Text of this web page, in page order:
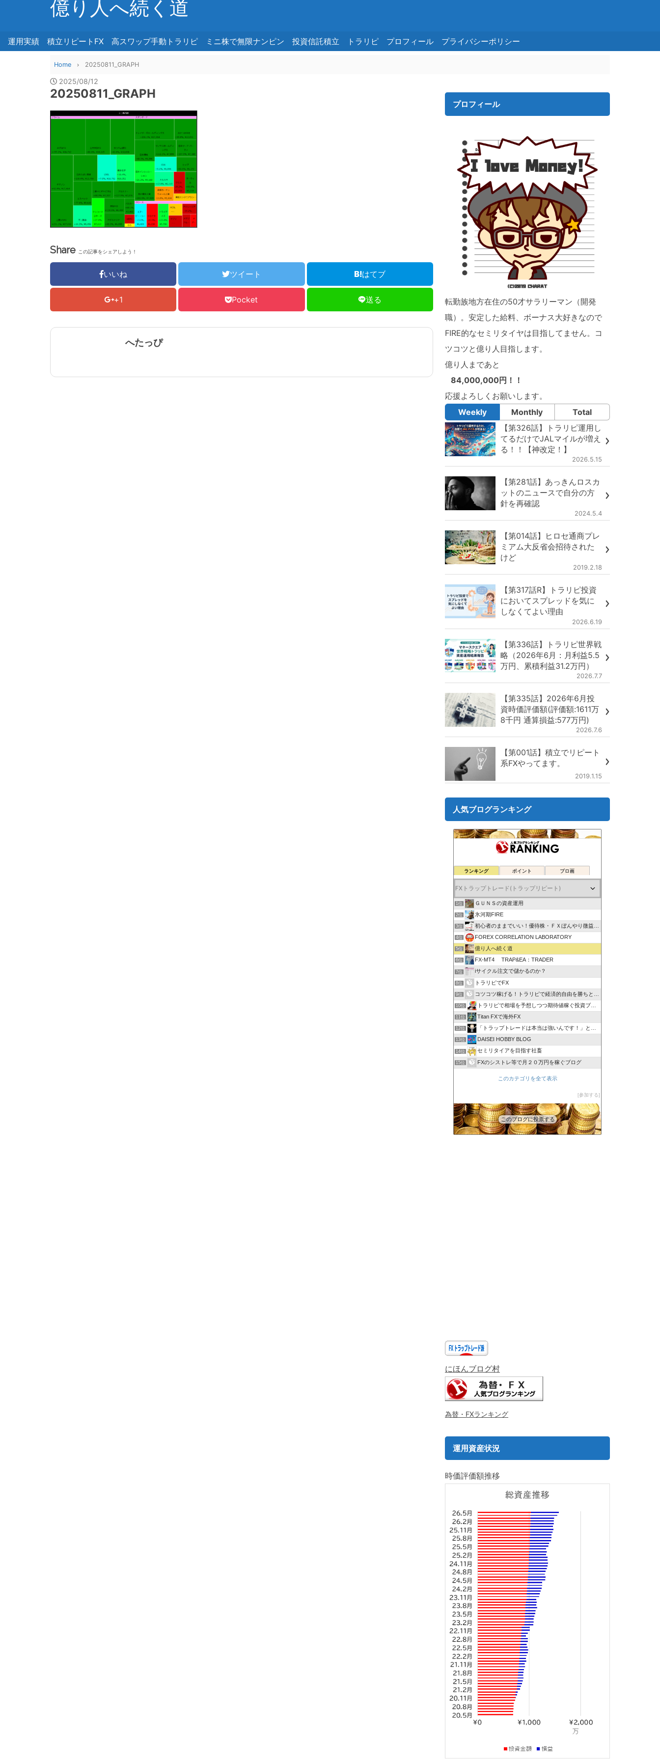
億り人へ続く道
運用実績 積立リピートFX 高スワップ手動トラリピ ミニ株で無限ナンピン 投資信託積立 トラリピ プロフィール プライバシーポリシー
Home 20250811_GRAPH
2025/08/12
20250811_GRAPH
Share この記事をシェアしよう！
いいね ツイート はてブ
+1 Pocket 送る
へたっぴ
プロフィール
転勤族地方在住の50才サラリーマン（開発
職）。安定した給料、ボーナス大好きなので
FIRE的なセミリタイヤは目指してません。コ
ツコツと億り人目指します。
億り人まであと
84,000,000円！！
応援よろしくお願いします。
Weekly
Monthly
Total
【第326話】トラリピ運用し
てるだけでJALマイルが増え
る！！【神改定！】
2026.5.15
【第281話】あっきんロスカ
ットのニュースで自分の方
針を再確認
2024.5.4
【第014話】ヒロセ通商プレ
ミアム大反省会招待された
けど
2019.2.18
【第317話R】トラリピ投資
においてスプレッドを気に
しなくてよい理由
2026.6.19
【第336話】トラリピ世界戦
略（2026年6月：月利益5.5
万円、累積利益31.2万円）
2026.7.7
【第335話】2026年6月投
資時価評価額(評価額:1611万
8千円 通算損益:577万円)
2026.7.6
【第001話】積立でリピート
系FXやってます。
2019.1.15
人気ブログランキング
ランキング ポイント ブロ画
1位 ＧＵＮＳの資産運用
2位 氷河期FIRE
3位 初心者のままでいい！優待株・ＦＸぼんやり微益ブログ
4位 FOREX CORRELATION LABORATORY
5位 億り人へ続く道
6位 FX-MT4 TRAP&EA：TRADER
7位 iサイクル注文で儲かるのか？
8位 トラリピでFX
9位 コツコツ稼げる！トラリピで経済的自由を勝ちとる方法
10位 トラリピで相場を予想しつつ期待値稼ぐ投資ブログ
11位 Titan FXで海外FX
12位 「トラップトレードは本当は強いんです！」と叫びたい。
13位 DAISEI HOBBY BLOG
14位 セミリタイアを目指す社畜
15位 FXのシストレ等で月２０万円を稼ぐブログ
このカテゴリを全て表示
参加する
このブログに投票する
にほんブログ村
為替・FXランキング
運用資産状況
時価評価額推移